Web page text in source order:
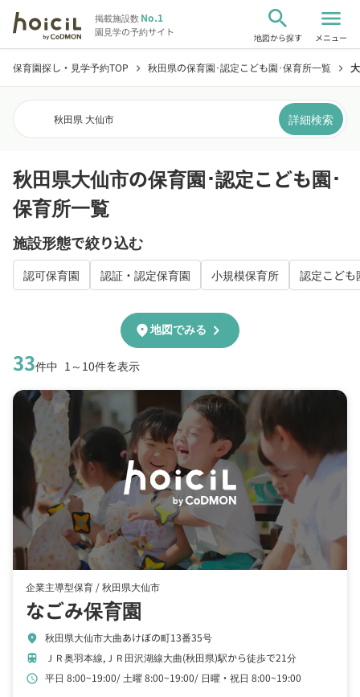
掲載施設数No.1
園見学の予約サイト
search
地図から探す
menu
メニュー
保育園探し・見学予約TOP chevron_right 秋田県の保育園･認定こども園･保育所一覧 chevron_right
秋田県 大仙市 詳細検索
秋田県大仙市の保育園･認定こども園･
保育所一覧
施設形態で絞り込む
認可保育園 認証・認定保育園 小規模保育所 認定こども
33件中 1～10件を表示
location_on地図でみる chevron_right
企業主導型保育 /秋田県大仙市
なごみ保育園
location_on 秋田県大仙市大曲あけぼの町13番35号
train ＪＲ奥羽本線,ＪＲ田沢湖線大曲(秋田県)駅から徒歩で21分
schedule 平日 8:00~19:00 土曜 8:00~19:00 日曜・祝日 8:00~19:00